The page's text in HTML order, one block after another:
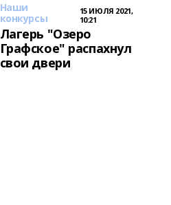
Наши
конкурсы
15 ИЮЛЯ 2021,
10:21
Лагерь "Озеро
Графское" распахнул
свои двери